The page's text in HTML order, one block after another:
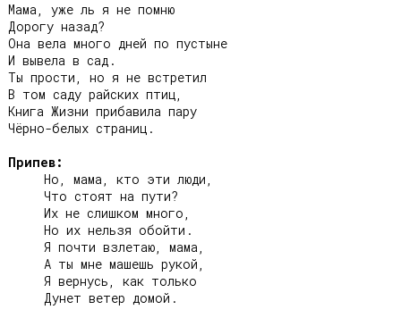
Мама, уже ль я не помню
Дорогу назад?
Она вела много дней по пустыне
И вывела в сад.
Ты прости, но я не встретил
В том саду райских птиц,
Книга Жизни прибавила пару
Чёрно-белых страниц.
Припев: